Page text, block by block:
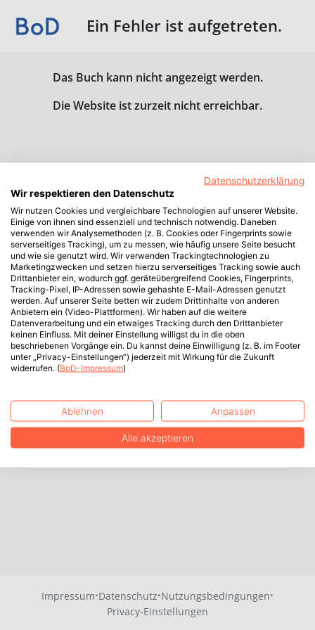
Ein Fehler ist aufgetreten.
Das Buch kann nicht angezeigt werden.
Die Website ist zurzeit nicht erreichbar.
Impressum·Datenschutz·Nutzungsbedingungen·
Privacy-Einstellungen
Datenschutzerklärung
Wir respektieren den Datenschutz
Wir nutzen Cookies und vergleichbare Technologien auf unserer Website.
Einige von ihnen sind essenziell und technisch notwendig. Daneben
verwenden wir Analysemethoden (z. B. Cookies oder Fingerprints sowie
serverseitiges Tracking), um zu messen, wie häufig unsere Seite besucht
und wie sie genutzt wird. Wir verwenden Trackingtechnologien zu
Marketingzwecken und setzen hierzu serverseitiges Tracking sowie auch
Drittanbieter ein, wodurch ggf. geräteübergreifend Cookies, Fingerprints,
Tracking-Pixel, IP-Adressen sowie gehashte E-Mail-Adressen genutzt
werden. Auf unserer Seite betten wir zudem Drittinhalte von anderen
Anbietern ein (Video-Plattformen). Wir haben auf die weitere
Datenverarbeitung und ein etwaiges Tracking durch den Drittanbieter
keinen Einfluss. Mit deiner Einstellung willigst du in die oben
beschriebenen Vorgänge ein. Du kannst deine Einwilligung (z. B. im Footer
unter „Privacy-Einstellungen“) jederzeit mit Wirkung für die Zukunft
widerrufen. (BoD-Impressum)
Ablehnen Anpassen
Alle akzeptieren